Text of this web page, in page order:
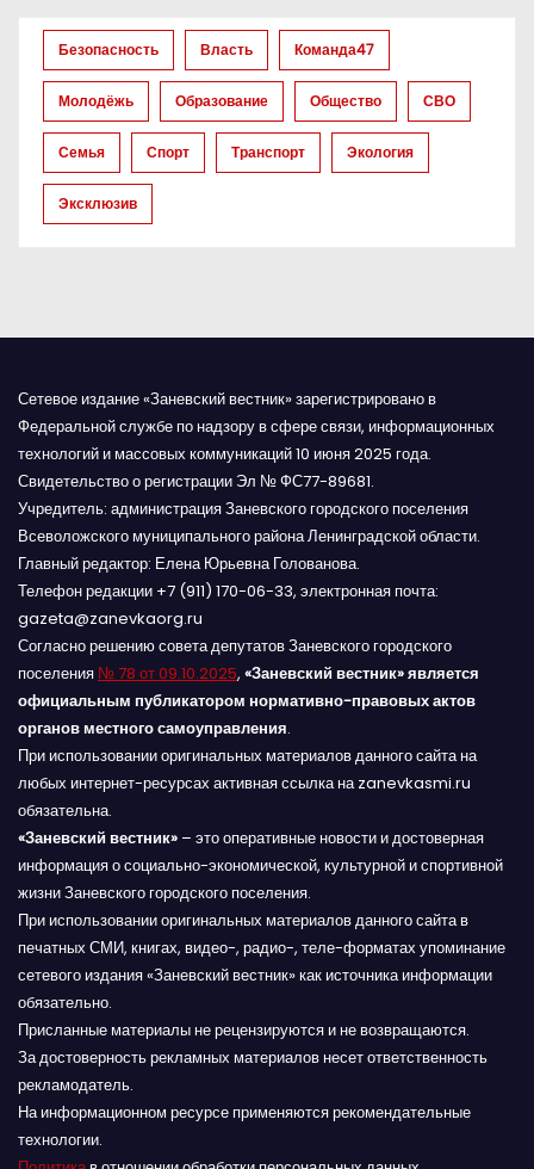
а
п
и
с
я
Безопасность Власть Команда47
Молодёжь Образование Общество СВО
Семья Спорт Транспорт Экология
Эксклюзив
Сетевое издание «Заневский вестник» зарегистрировано в
Федеральной службе по надзору в сфере связи, информационных
технологий и массовых коммуникаций 10 июня 2025 года.
Свидетельство о регистрации Эл № ФС77-89681.
Учредитель: администрация Заневского городского поселения
Всеволожского муниципального района Ленинградской области.
Главный редактор: Елена Юрьевна Голованова.
Телефон редакции +7 (911) 170-06-33, электронная почта:
gazeta@zanevkaorg.ru
Согласно решению совета депутатов Заневского городского
поселения № 78 от 09.10.2025, «Заневский вестник» является
официальным публикатором нормативно-правовых актов
органов местного самоуправления.
При использовании оригинальных материалов данного сайта на
любых интернет-ресурсах активная ссылка на zanevkasmi.ru
обязательна.
«Заневский вестник» – это оперативные новости и достоверная
информация о социально-экономической, культурной и спортивной
жизни Заневского городского поселения.
При использовании оригинальных материалов данного сайта в
печатных СМИ, книгах, видео-, радио-, теле-форматах упоминание
сетевого издания «Заневский вестник» как источника информации
обязательно.
Присланные материалы не рецензируются и не возвращаются.
За достоверность рекламных материалов несет ответственность
рекламодатель.
На информационном ресурсе применяются рекомендательные
технологии.